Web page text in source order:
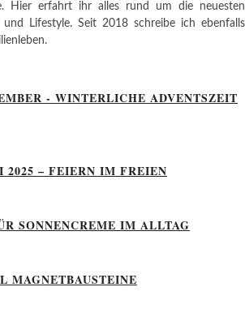
Hier erfahrt ihr alles rund um die neuesten
und Lifestyle. Seit 2018 schreibe ich ebenfalls
- WINTERLICHE ADVENTSZEIT
2025 – FEIERN IM FREIEN
SONNENCREME IM ALLTAG
MAGNETBAUSTEINE